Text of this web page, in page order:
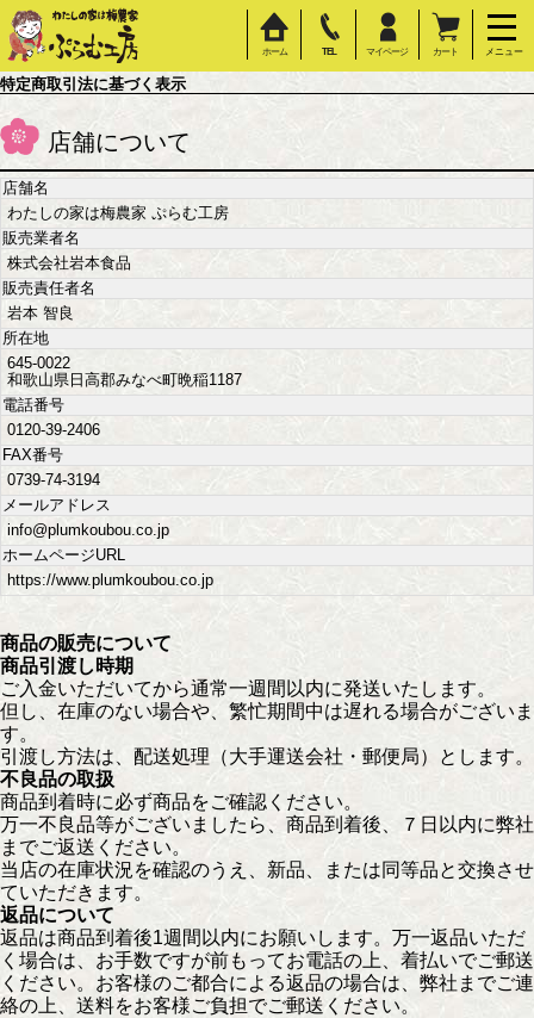
ホーム TEL マイページ カート メニュー
特定商取引法に基づく表示
店舗について
店舗名
わたしの家は梅農家 ぷらむ工房
販売業者名
株式会社岩本食品
販売責任者名
岩本 智良
所在地
645-0022
和歌山県日高郡みなべ町晩稲1187
電話番号
0120-39-2406
FAX番号
0739-74-3194
メールアドレス
info@plumkoubou.co.jp
ホームページURL
https://www.plumkoubou.co.jp
商品の販売について
商品引渡し時期
ご入金いただいてから通常一週間以内に発送いたします。
但し、在庫のない場合や、繁忙期間中は遅れる場合がございま
す。
引渡し方法は、配送処理（大手運送会社・郵便局）とします。
不良品の取扱
商品到着時に必ず商品をご確認ください。
万一不良品等がございましたら、商品到着後、７日以内に弊社
までご返送ください。
当店の在庫状況を確認のうえ、新品、または同等品と交換させ
ていただきます。
返品について
返品は商品到着後1週間以内にお願いします。万一返品いただ
く場合は、お手数ですが前もってお電話の上、着払いでご郵送
ください。お客様のご都合による返品の場合は、弊社までご連
絡の上、送料をお客様ご負担でご郵送ください。